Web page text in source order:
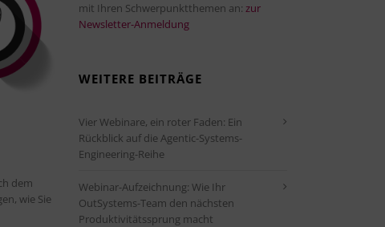
dem
wie Sie
mit Ihren Schwerpunktthemen an: zur
Newsletter-Anmeldung
WEITERE BEITRÄGE
Vier Webinare, ein roter Faden: Ein
Rückblick auf die Agentic-Systems-
Engineering-Reihe
Webinar-Aufzeichnung: Wie Ihr
OutSystems-Team den nächsten
Produktivitätssprung macht